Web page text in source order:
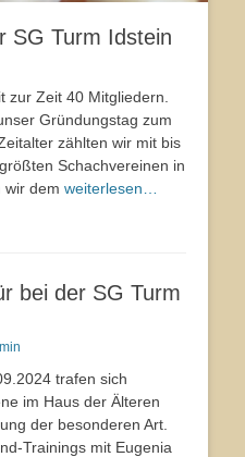
SG Turm Idstein
zur Zeit 40 Mitgliedern.
Gründungstag zum
zählten wir mit bis
Schachvereinen in
wir dem weiterlesen…
bei der SG Turm
trafen sich
im Haus der Älteren
der besonderen Art.
Trainings mit Eugenia